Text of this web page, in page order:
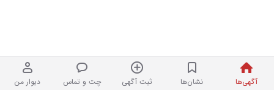
آگهی‌ها نشان‌ها ثبت آگهی چت و تماس دیوار من